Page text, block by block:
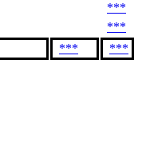
***
***
***
***